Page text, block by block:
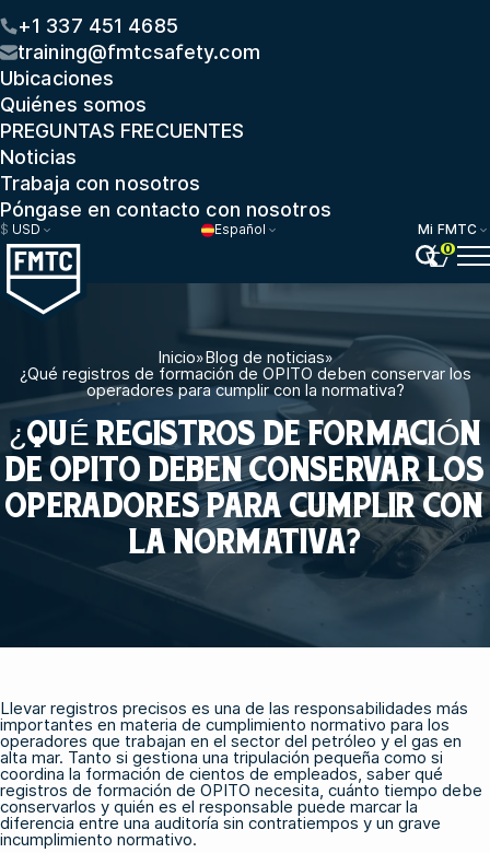
+1 337 451 4685
training@fmtcsafety.com
Ubicaciones
Quiénes somos
PREGUNTAS FRECUENTES
Noticias
Trabaja con nosotros
Póngase en contacto con nosotros
$ USD Español
Mi FMTC
0
Inicio»Blog de noticias»
¿Qué registros de formación de OPITO deben conservar los
operadores para cumplir con la normativa?
¿QUÉ REGISTROS DE FORMACIÓN
DE OPITO DEBEN CONSERVAR LOS
OPERADORES PARA CUMPLIR CON
LA NORMATIVA?
Llevar registros precisos es una de las responsabilidades más
importantes en materia de cumplimiento normativo para los
operadores que trabajan en el sector del petróleo y el gas en
alta mar. Tanto si gestiona una tripulación pequeña como si
coordina la formación de cientos de empleados, saber qué
registros de formación de OPITO necesita, cuánto tiempo debe
conservarlos y quién es el responsable puede marcar la
diferencia entre una auditoría sin contratiempos y un grave
incumplimiento normativo.